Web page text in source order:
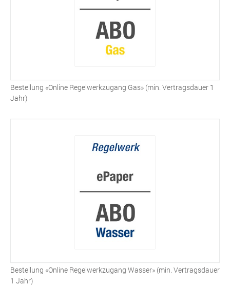
Bestellung «Online Regelwerkzugang Gas» (min. Vertragsdauer 1
Jahr)
Bestellung «Online Regelwerkzugang Wasser» (min. Vertragsdauer
1 Jahr)